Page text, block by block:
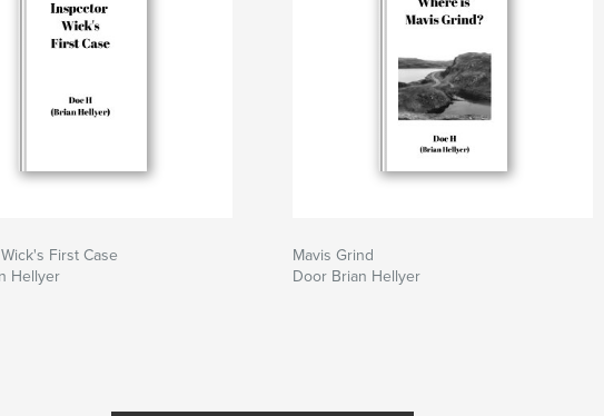
First Case
Hellyer
Mavis Grind
Door Brian Hellyer